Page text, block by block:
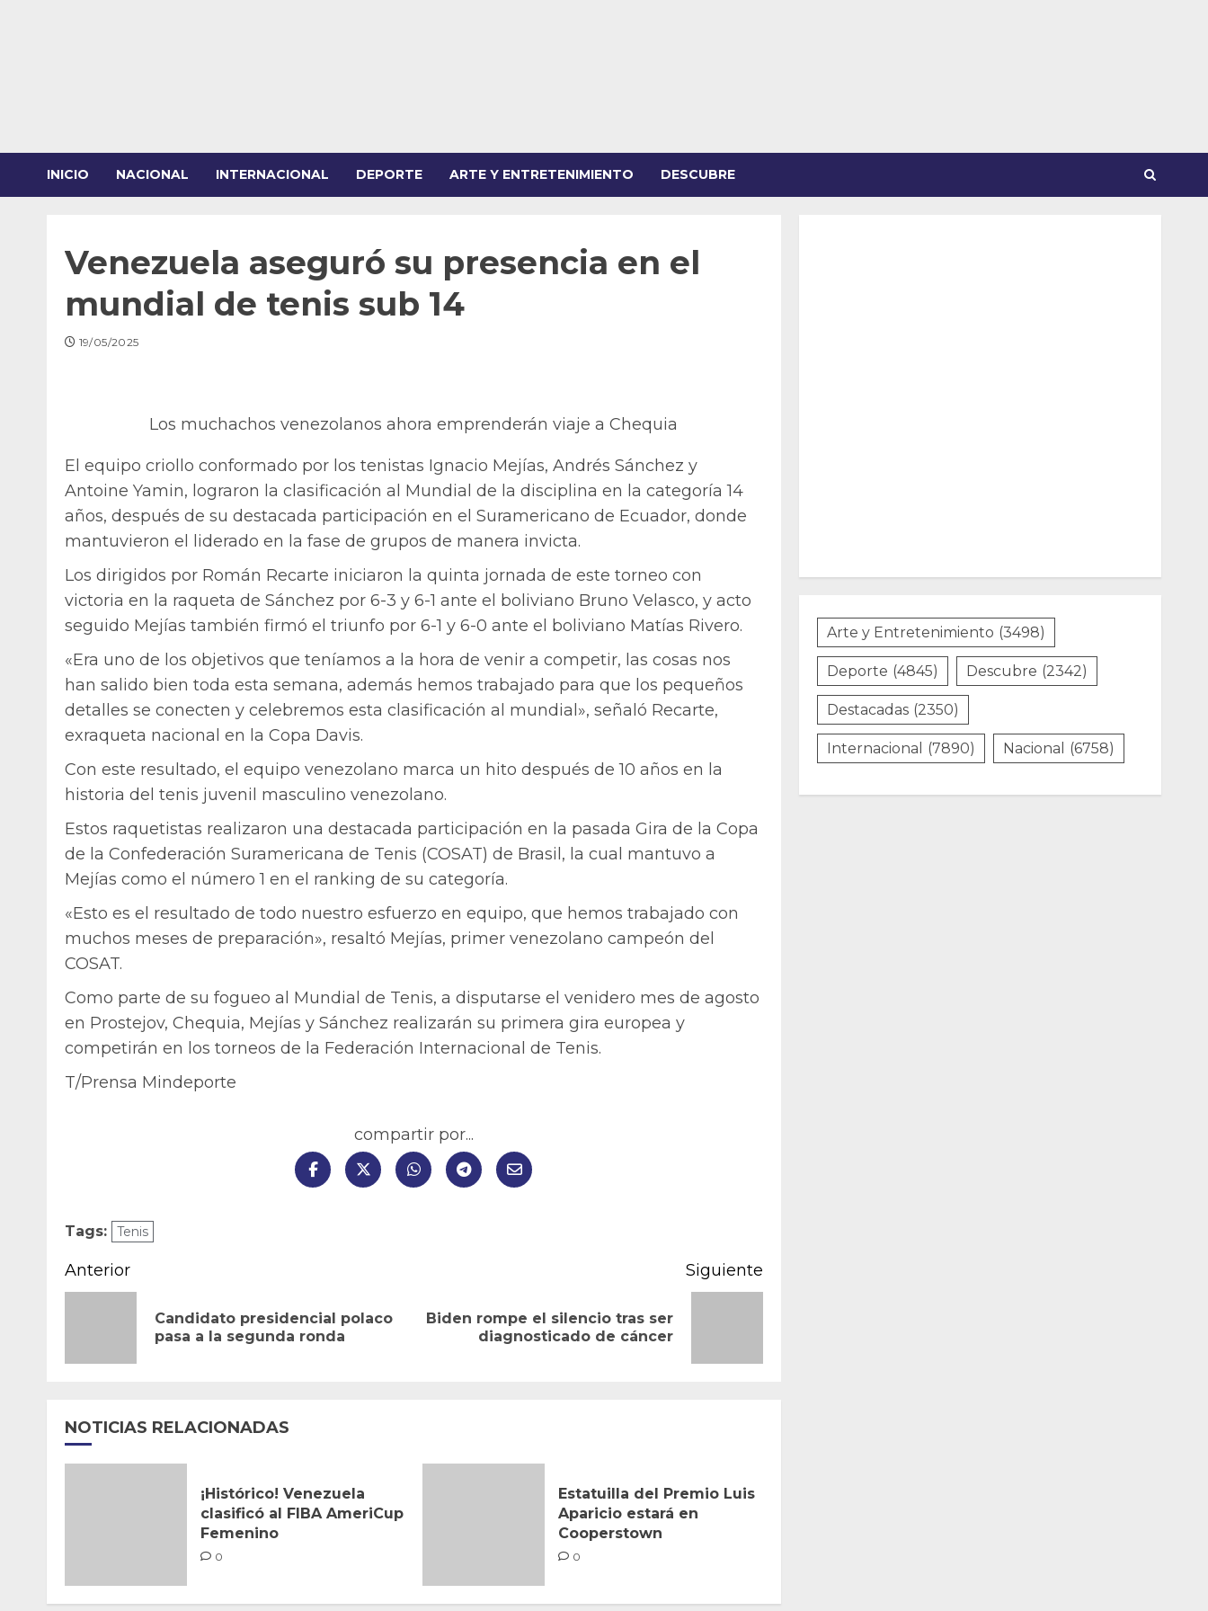
INICIO NACIONAL INTERNACIONAL DEPORTE ARTE Y ENTRETENIMIENTO DESCUBRE
Venezuela aseguró su presencia en el
mundial de tenis sub 14
19/05/2025
Los muchachos venezolanos ahora emprenderán viaje a Chequia
El equipo criollo conformado por los tenistas Ignacio Mejías, Andrés Sánchez y
Antoine Yamin, lograron la clasificación al Mundial de la disciplina en la categoría 14
años, después de su destacada participación en el Suramericano de Ecuador, donde
mantuvieron el liderado en la fase de grupos de manera invicta.
Los dirigidos por Román Recarte iniciaron la quinta jornada de este torneo con
victoria en la raqueta de Sánchez por 6-3 y 6-1 ante el boliviano Bruno Velasco, y acto
seguido Mejías también firmó el triunfo por 6-1 y 6-0 ante el boliviano Matías Rivero.
«Era uno de los objetivos que teníamos a la hora de venir a competir, las cosas nos
han salido bien toda esta semana, además hemos trabajado para que los pequeños
detalles se conecten y celebremos esta clasificación al mundial», señaló Recarte,
exraqueta nacional en la Copa Davis.
Con este resultado, el equipo venezolano marca un hito después de 10 años en la
historia del tenis juvenil masculino venezolano.
Estos raquetistas realizaron una destacada participación en la pasada Gira de la Copa
de la Confederación Suramericana de Tenis (COSAT) de Brasil, la cual mantuvo a
Mejías como el número 1 en el ranking de su categoría.
«Esto es el resultado de todo nuestro esfuerzo en equipo, que hemos trabajado con
muchos meses de preparación», resaltó Mejías, primer venezolano campeón del
COSAT.
Como parte de su fogueo al Mundial de Tenis, a disputarse el venidero mes de agosto
en Prostejov, Chequia, Mejías y Sánchez realizarán su primera gira europea y
competirán en los torneos de la Federación Internacional de Tenis.
T/Prensa Mindeporte
compartir por...
Tags: Tenis
Navegación
entradas
Anterior
Entrada
anterior:
Candidato presidencial polaco
pasa a la segunda ronda
Siguiente
Siguiente
entrada:
Biden rompe el silencio tras ser
diagnosticado de cáncer
NOTICIAS RELACIONADAS
¡Histórico! Venezuela
clasificó al FIBA AmeriCup
Femenino
0
Estatuilla del Premio Luis
Aparicio estará en
Cooperstown
0
Arte y Entretenimiento (3498)
Deporte (4845) Descubre (2342)
Destacadas (2350)
Internacional (7890) Nacional (6758)